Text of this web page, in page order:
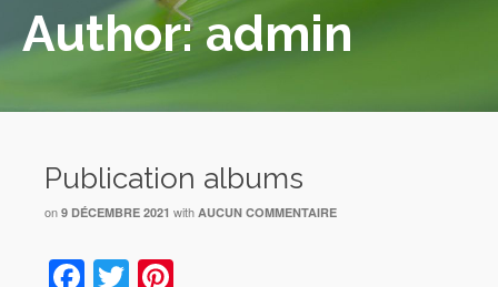
Author: admin
Publication albums
on 9 DÉCEMBRE 2021 with AUCUN COMMENTAIRE